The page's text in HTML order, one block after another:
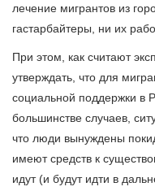
лечение мигрантов из
гастарбайтеры, ни их
При этом, как считают
утверждать, что для
социальной поддержки в
большинстве случаев,
что люди вынуждены
имеют средств к
идут (и будут идти в